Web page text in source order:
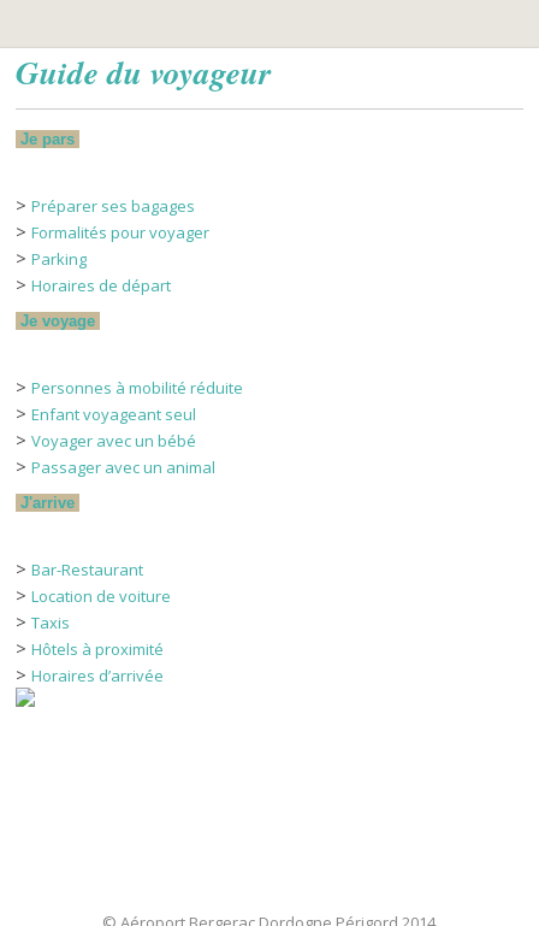
Guide du voyageur
Je pars
>Préparer ses bagages
>Formalités pour voyager
>Parking
>Horaires de départ
Je voyage
>Personnes à mobilité réduite
>Enfant voyageant seul
>Voyager avec un bébé
>Passager avec un animal
J'arrive
>Bar-Restaurant
>Location de voiture
>Taxis
>Hôtels à proximité
>Horaires d’arrivée